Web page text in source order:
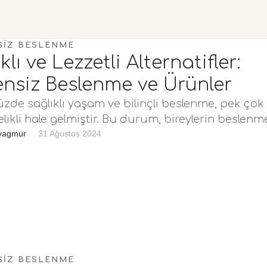
BESLENME
ve Lezzetli Alternatifler:
Beslenme ve Ürünler
sağlıklı yaşam ve bilinçli beslenme, pek çok
hale gelmiştir. Bu durum, bireylerin
…31 Ağustos 2024
BESLENME